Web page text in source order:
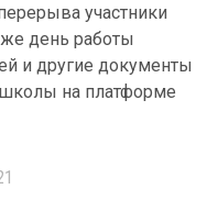
участники
же день работы
и другие документы
на платформе